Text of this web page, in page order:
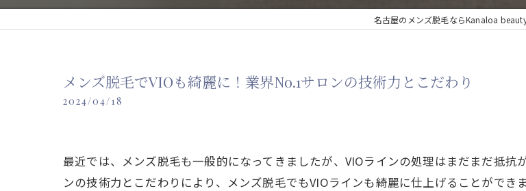
名古屋のメンズ脱毛ならKanaloa
メンズ脱毛でVIOも綺麗に！業界No.1サロンの技術力とこだわり
2024/04/18
最近では、メンズ脱毛も一般的になってきましたが、VIOラインの処理はまだまだ抵
ンの技術力とこだわりにより、メンズ脱毛でもVIOラインも綺麗に仕上げることがで